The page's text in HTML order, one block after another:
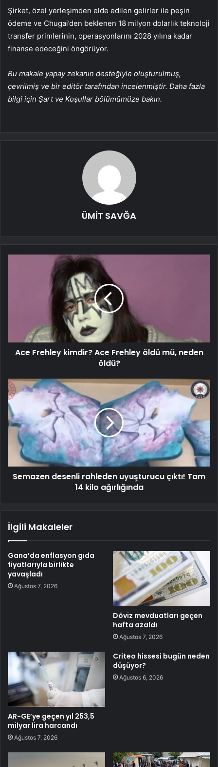
Şirket, özel yerleşimden elde edilen gelirler ile peşin
ödeme ve Chugai’den beklenen 18 milyon dolarlık teknoloji
transfer primlerinin, operasyonlarını 2028 yılına kadar
finanse edeceğini öngörüyor.
Bu makale yapay zekanın desteğiyle oluşturulmuş,
çevrilmiş ve bir editör tarafından incelenmiştir. Daha fazla
bilgi için Şart ve Koşullar bölümümüze bakın.
ÜMİT SAVĞA
Ace Frehley kimdir? Ace Frehley öldü mü, neden
öldü?
Semazen desenli rahleden uyuşturucu çıktı! Tam
14 kilo ağırlığında
İlgili Makaleler
Gana’da enflasyon gıda
fiyatlarıyla birlikte
yavaşladı
Ağustos 7, 2026
Döviz mevduatları geçen
hafta azaldı
Ağustos 7, 2026
AR-GE’ye geçen yıl 253,5
milyar lira harcandı
Ağustos 7, 2026
Criteo hissesi bugün neden
düşüyor?
Ağustos 6, 2026